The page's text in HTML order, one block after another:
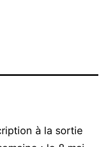
à la sortie